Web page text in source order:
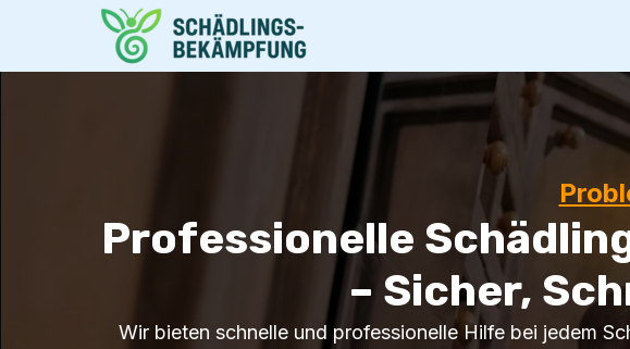
Professionelle
– Sicher,
Wir bieten schnelle und professionelle Hilfe bei jedem